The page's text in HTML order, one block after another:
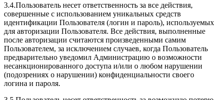
3.4.Пользователь несет ответственность за все действия,
совершенные с использованием уникальных средств
идентификации Пользователя (логин и пароль), используемых
для авторизации Пользователя. Все действия, выполненные
после авторизации считаются произведенными самим
Пользователем, за исключением случаев, когда Пользователь
предварительно уведомил Администрацию о возможности
несанкционированного доступа и/или о любом нарушении
(подозрениях о нарушении) конфиденциальности своего
логина и пароля.